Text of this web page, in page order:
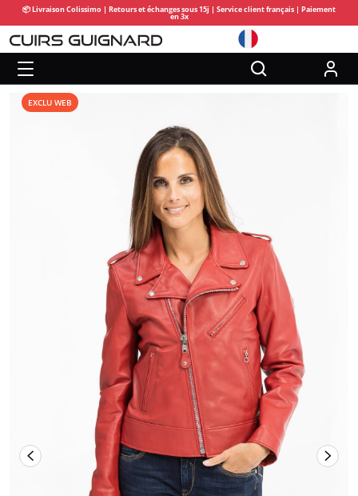
📦 Livraison Colissimo | Retours et échanges sous 15j | Service client français | Paiement
en 3x
EXCLU WEB